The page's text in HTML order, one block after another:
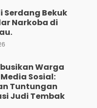
Serdang Bekuk
Narkoba di
Warga
Sosial:
Tuntungan
Judi Tembak